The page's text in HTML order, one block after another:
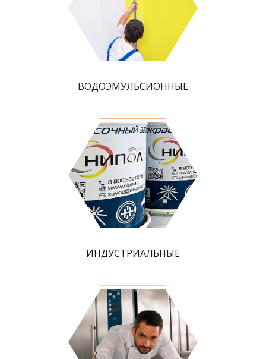
ВОДОЭМУЛЬСИОННЫЕ
ИНДУСТРИАЛЬНЫЕ